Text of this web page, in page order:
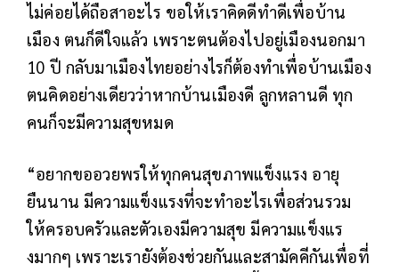
ไม่ค่อยได้ถือสาอะไร ขอให้เราคิดดีทำดีเพื่อบ้าน
เมือง ตนก็ดีใจแล้ว เพราะตนต้องไปอยู่เมืองนอกมา
10 ปี กลับมาเมืองไทยอย่างไรก็ต้องทำเพื่อบ้านเมือง
ตนคิดอย่างเดียวว่าหากบ้านเมืองดี ลูกหลานดี ทุก
คนก็จะมีความสุขหมด
“อยากขออวยพรให้ทุกคนสุขภาพแข็งแรง อายุ
ยืนนาน มีความแข็งแรงที่จะทำอะไรเพื่อส่วนรวม
ให้ครอบครัวและตัวเองมีความสุข มีความแข็งแร
งมากๆ เพราะเรายังต้องช่วยกันและสามัคคีกันเพื่อที่